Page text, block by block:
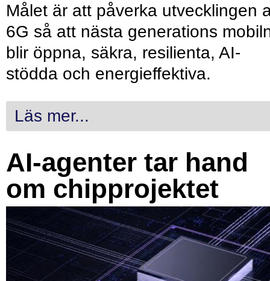
Målet är att påverka utvecklingen
6G så att nästa generations
blir öppna, säkra, resilienta, AI-
stödda och energieffektiva.
Läs mer...
AI-agenter tar hand
om chipprojektet